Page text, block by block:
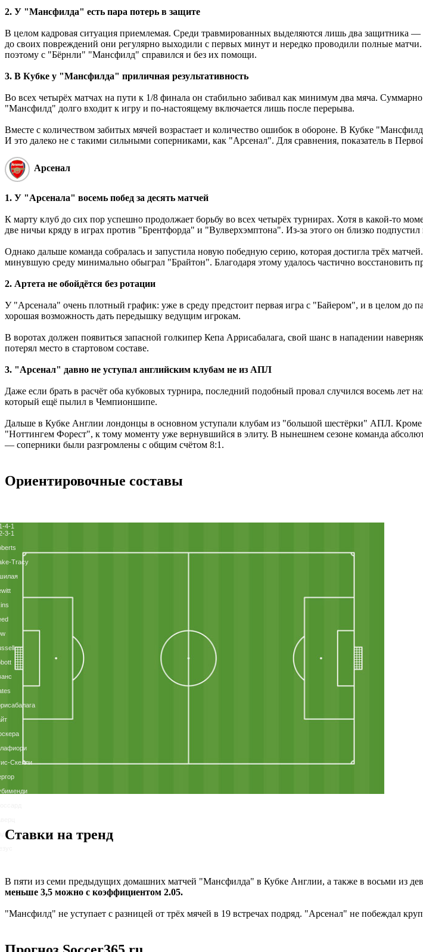
2. У "Мансфилда" есть пара потерь в защите
В целом кадровая ситуация приемлемая. Среди травмированных выделяются лишь два защитника
до своих повреждений они регулярно выходили с первых минут и нередко проводили полные
поэтому с "Бёрнли" "Мансфилд" справился и без их помощи.
3. В Кубке у "Мансфилда" приличная результативность
Во всех четырёх матчах на пути к 1/8 финала он стабильно забивал как минимум два мяча.
"Мансфилд" долго входит к игру и по-настоящему включается лишь после перерыва.
Вместе с количеством забитых мячей возрастает и количество ошибок в обороне. В Кубке
И это далеко не с такими сильными соперниками, как "Арсенал". Для сравнения, показатель в
Арсенал
1. У "Арсенала" восемь побед за десять матчей
К марту клуб до сих пор успешно продолжает борьбу во всех четырёх турнирах. Хотя в какой-то
две ничьи кряду в играх против "Брентфорда" и "Вулверхэмптона". Из-за этого он близко
Однако дальше команда собралась и запустила новую победную серию, которая достигла трёх
минувшую среду минимально обыграл "Брайтон". Благодаря этому удалось частично
2. Артета не обойдётся без ротации
У "Арсенала" очень плотный график: уже в среду предстоит первая игра с "Байером", и в целом до
хорошая возможность дать передышку ведущим игрокам.
В воротах должен появиться запасной голкипер Кепа Аррисабалага, свой шанс в нападении
потерял место в стартовом составе.
3. "Арсенал" давно не уступал английским клубам не из АПЛ
Даже если брать в расчёт оба кубковых турнира, последний подобный провал случился восемь
который ещё пылил в Чемпионшипе.
Дальше в Кубке Англии лондонцы в основном уступали клубам из "большой шестёрки" АПЛ.
"Ноттингем Форест", к тому моменту уже вернувшийся в элиту. В нынешнем сезоне команда
― соперники были разгромлены с общим счётом 8:1.
Ориентировочные составы
4-1
3-1
Tracy
Скелли
Ставки на тренд
В пяти из семи предыдущих домашних матчей "Мансфилда" в Кубке Англии, а также в восьми из
меньше 3,5 можно с коэффициентом 2.05.
"Мансфилд" не уступает с разницей от трёх мячей в 19 встречах подряд. "Арсенал" не побеждал